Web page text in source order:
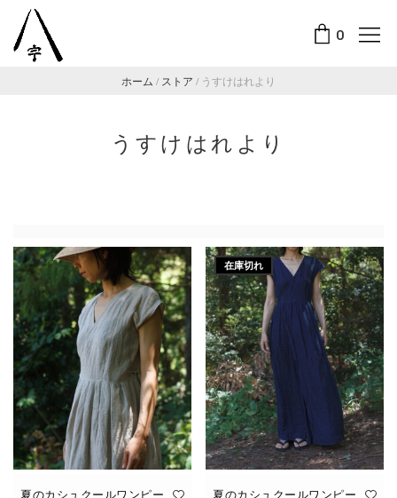
0
ホーム / ストア / うすけはれより
うすけはれより
在庫切れ